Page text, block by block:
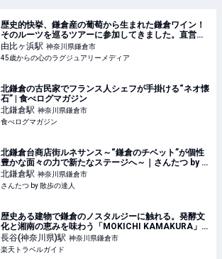
歴史的快挙、鎌倉産の葡萄から生まれた鎌倉ワイン！
そのルーツを巡るツアーに参加してきました。直営の
葡萄畑巡りやカフェKAMAKURA WINERYで、ワイン
に合わせて、ランチ、デザートを楽しんで来まし
由比ヶ浜駅 神奈川県鎌倉市
45歳からの心のラグジュアリーメディア
北鎌倉の古民家でフランス人シェフが手掛ける“ネオ懐
石” | 食べログマガジン
北鎌倉駅 神奈川県鎌倉市
食べログマガジン
北鎌倉台商店街ルネサンス～“鎌倉のチベット”が個性
豊かな面々の力で新たなステージへ～｜さんたつ by 散
歩の達人
北鎌倉駅 神奈川県鎌倉市
さんたつ by 散歩の達人
歴史ある建物で鎌倉のノスタルジーに触れる。発酵文
化と湘南の恵みを味わう「MOKICHI KAMAKURA」
【楽天トラベル】
長谷(神奈川県)駅 神奈川県鎌倉市
楽天トラベルガイド